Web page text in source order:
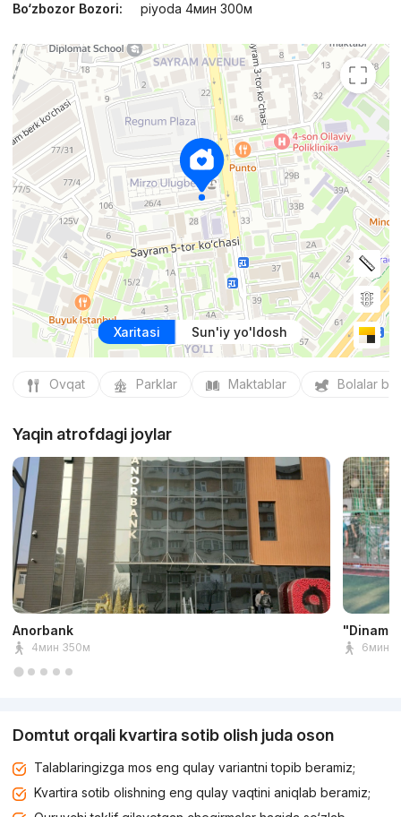
Bo‘zbozor Bozori:
piyoda 4мин 300м
Xaritasi Sun'iy yo'ldosh
Ovqat Parklar Maktablar Bolalar
Yaqin atrofdagi joylar
Anorbank
4мин 350м 6мин
Domtut orqali kvartira sotib olish juda oson
Talablaringizga mos eng qulay variantni topib beramiz;
Kvartira sotib olishning eng qulay vaqtini aniqlab beramiz;